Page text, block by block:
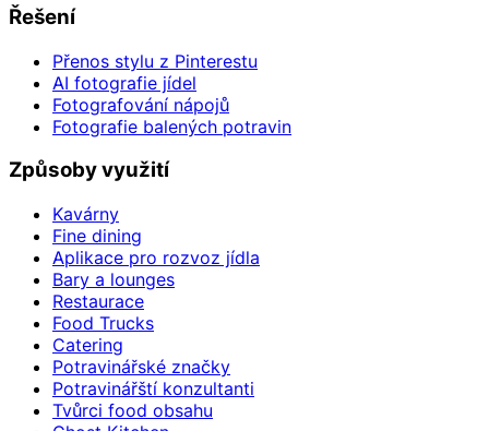
Řešení
Přenos stylu z Pinterestu
AI fotografie jídel
Fotografování nápojů
Fotografie balených potravin
Způsoby využití
Kavárny
Fine dining
Aplikace pro rozvoz jídla
Bary a lounges
Restaurace
Food Trucks
Catering
Potravinářské značky
Potravinářští konzultanti
Tvůrci food obsahu